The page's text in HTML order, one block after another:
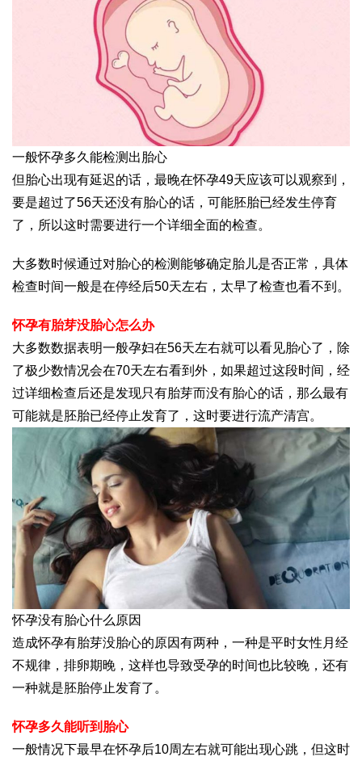
一般怀孕多久能检测出胎心
但胎心出现有延迟的话，最晚在怀孕49天应该可以观察到，
要是超过了56天还没有胎心的话，可能胚胎已经发生停育
了，所以这时需要进行一个详细全面的检查。
大多数时候通过对胎心的检测能够确定胎儿是否正常，具体
检查时间一般是在停经后50天左右，太早了检查也看不到。
怀孕有胎芽没胎心怎么办
大多数数据表明一般孕妇在56天左右就可以看见胎心了，除
了极少数情况会在70天左右看到外，如果超过这段时间，经
过详细检查后还是发现只有胎芽而没有胎心的话，那么最有
可能就是胚胎已经停止发育了，这时要进行流产清宫。
怀孕没有胎心什么原因
造成怀孕有胎芽没胎心的原因有两种，一种是平时女性月经
不规律，排卵期晚，这样也导致受孕的时间也比较晚，还有
一种就是胚胎停止发育了。
怀孕多久能听到胎心
一般情况下最早在怀孕后10周左右就可能出现心跳，但这时